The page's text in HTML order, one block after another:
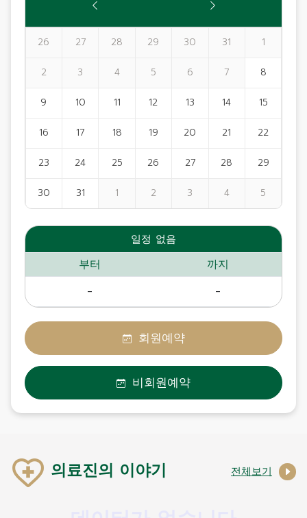
26 27 28 29 30 31 1
2 3 4 5 6 7 8
9 10 11 12 13 14 15
16 17 18 19 20 21 22
23 24 25 26 27 28 29
30 31 1 2 3 4 5
일정 없음
부터 까지
- -
회원예약
비회원예약
의료진의 이야기 전체보기